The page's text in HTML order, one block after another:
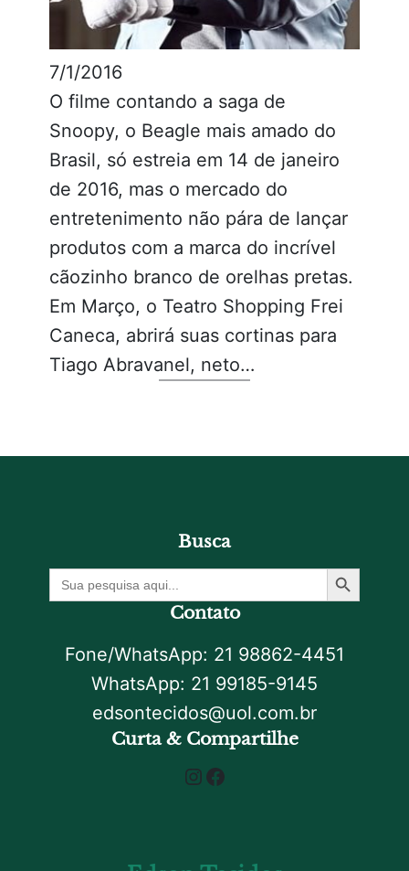
7/1/2016
O filme contando a saga de
Snoopy, o Beagle mais amado do
Brasil, só estreia em 14 de janeiro
de 2016, mas o mercado do
entretenimento não pára de lançar
produtos com a marca do incrível
cãozinho branco de orelhas pretas.
Em Março, o Teatro Shopping Frei
Caneca, abrirá suas cortinas para
Tiago Abravanel, neto…
Busca
Procurar
por:
Botão De Pesquisa
Contato
Fone/WhatsApp: 21 98862-4451
WhatsApp: 21 99185-9145
edsontecidos@uol.com.br
Curta & Compartilhe
Instagram Facebook